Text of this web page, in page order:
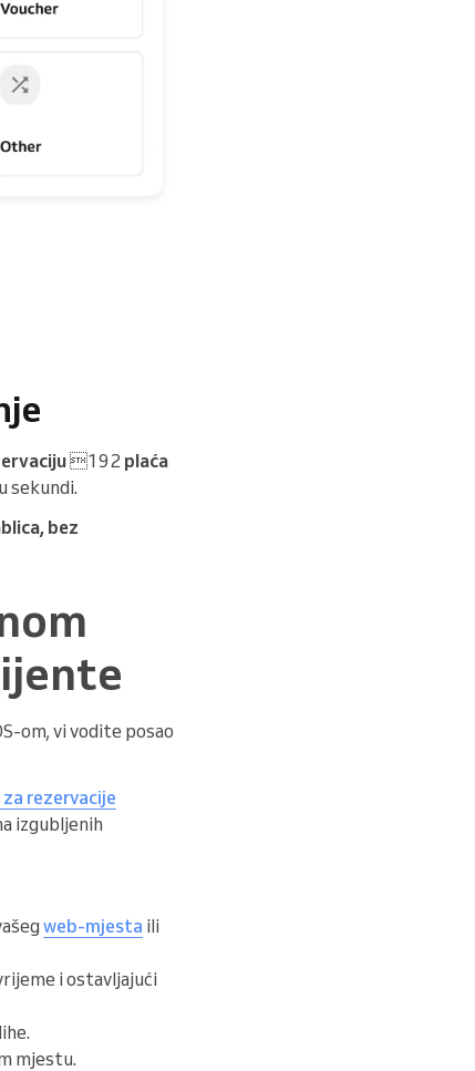
192 plaća
sekundi.
bez
om, vi vodite posao
rezervacije
izgubljenih
web-mjesta ili
i ostavljajući
mjestu.